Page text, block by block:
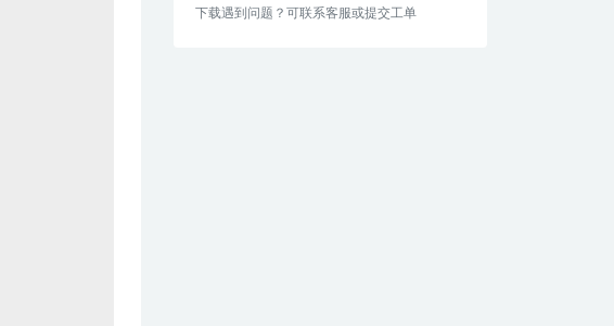
下载遇到问题？可联系客服或提交工单